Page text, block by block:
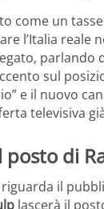
come un
l’Italia
parlando
sul
e il nuovo
televisiva
posto di
il
lascerà il